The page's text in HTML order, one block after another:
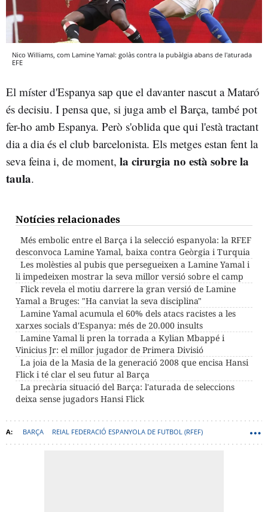
Nico Williams, com Lamine Yamal: golàs contra la pubàlgia abans de l'aturada
EFE
El míster d'Espanya sap que el davanter nascut a Mataró
és decisiu. I pensa que, si juga amb el Barça, també pot
fer-ho amb Espanya. Però s'oblida que qui l'està tractant
dia a dia és el club barcelonista. Els metges estan fent la
seva feina i, de moment, la cirurgia no està sobre la
taula.
Notícies relacionades
Més embolic entre el Barça i la selecció espanyola: la RFEF
desconvoca Lamine Yamal, baixa contra Geòrgia i Turquia
Les molèsties al pubis que persegueixen a Lamine Yamal i
li impedeixen mostrar la seva millor versió sobre el camp
Flick revela el motiu darrere la gran versió de Lamine
Yamal a Bruges: "Ha canviat la seva disciplina"
Lamine Yamal acumula el 60% dels atacs racistes a les
xarxes socials d'Espanya: més de 20.000 insults
Lamine Yamal li pren la torrada a Kylian Mbappé i
Vinicius Jr: el millor jugador de Primera Divisió
La joia de la Masia de la generació 2008 que encisa Hansi
Flick i té clar el seu futur al Barça
La precària situació del Barça: l'aturada de seleccions
deixa sense jugadors Hansi Flick
BARÇA REIAL FEDERACIÓ ESPANYOLA DE FUTBOL (RFEF)